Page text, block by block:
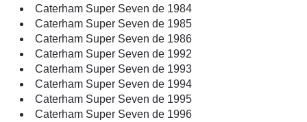
Caterham Super Seven de 1984
Caterham Super Seven de 1985
Caterham Super Seven de 1986
Caterham Super Seven de 1992
Caterham Super Seven de 1993
Caterham Super Seven de 1994
Caterham Super Seven de 1995
Caterham Super Seven de 1996